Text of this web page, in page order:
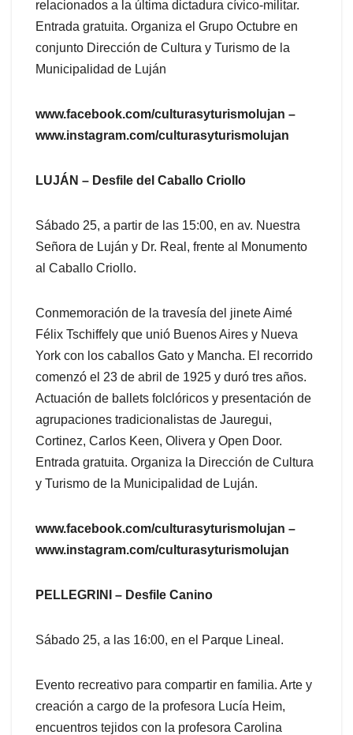
relacionados a la última dictadura cívico-militar.
Entrada gratuita. Organiza el Grupo Octubre en
conjunto Dirección de Cultura y Turismo de la
Municipalidad de Luján
www.facebook.com/culturasyturismolujan –
www.instagram.com/culturasyturismolujan
LUJÁN – Desfile del Caballo Criollo
Sábado 25, a partir de las 15:00, en av. Nuestra
Señora de Luján y Dr. Real, frente al Monumento
al Caballo Criollo.
Conmemoración de la travesía del jinete Aimé
Félix Tschiffely que unió Buenos Aires y Nueva
York con los caballos Gato y Mancha. El recorrido
comenzó el 23 de abril de 1925 y duró tres años.
Actuación de ballets folclóricos y presentación de
agrupaciones tradicionalistas de Jauregui,
Cortinez, Carlos Keen, Olivera y Open Door.
Entrada gratuita. Organiza la Dirección de Cultura
y Turismo de la Municipalidad de Luján.
www.facebook.com/culturasyturismolujan –
www.instagram.com/culturasyturismolujan
PELLEGRINI – Desfile Canino
Sábado 25, a las 16:00, en el Parque Lineal.
Evento recreativo para compartir en familia. Arte y
creación a cargo de la profesora Lucía Heim,
encuentros tejidos con la profesora Carolina